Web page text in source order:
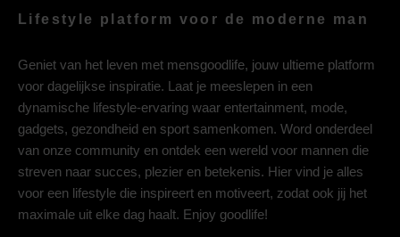
Lifestyle platform voor de moderne man
Geniet van het leven met mensgoodlife, jouw ultieme platform
voor dagelijkse inspiratie. Laat je meeslepen in een
dynamische lifestyle-ervaring waar entertainment, mode,
gadgets, gezondheid en sport samenkomen. Word onderdeel
van onze community en ontdek een wereld voor mannen die
streven naar succes, plezier en betekenis. Hier vind je alles
voor een lifestyle die inspireert en motiveert, zodat ook jij het
maximale uit elke dag haalt. Enjoy goodlife!